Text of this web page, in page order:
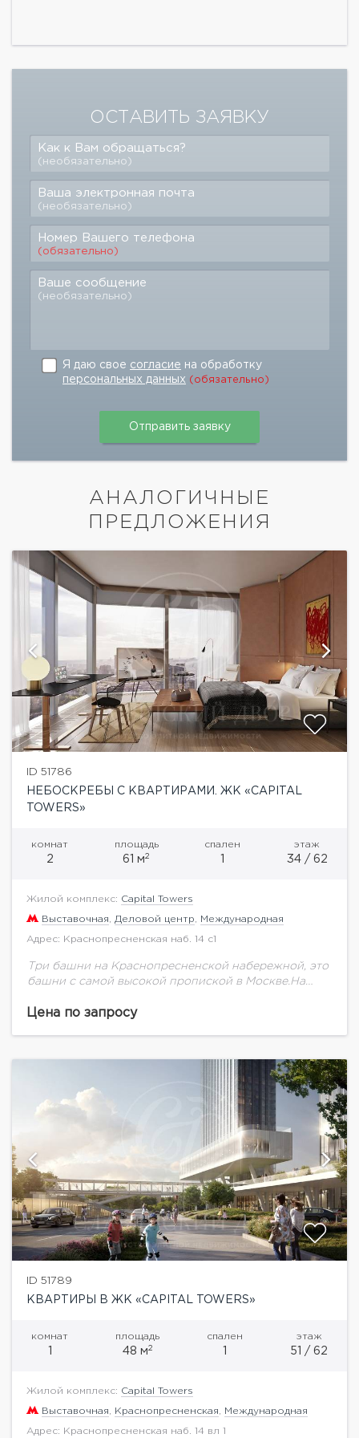
ОСТАВИТЬ ЗАЯВКУ
Как к Вам обращаться?
(необязательно)
Ваша электронная почта
(необязательно)
Номер Вашего телефона
(обязательно)
Ваше сообщение
(необязательно)
Я даю свое согласие на обработку
персональных данных (обязательно)
АНАЛОГИЧНЫЕ
ПРЕДЛОЖЕНИЯ
ID 51786
НЕБОСКРЕБЫ С КВАРТИРАМИ. ЖК «CAPITAL
TOWERS»
комнат
2
площадь
61 м2
спален
1
этаж
34 / 62
Жилой комплекс: Capital Towers
Выставочная Деловой центр Международная
Адрес: Краснопресненская наб. 14 с1
Три башни на Краснопресненской набережной, это
башни с самой высокой пропиской в Москве.На
озеленение. Спроектирован прогрессивный
Цена по запросу
ID 51789
КВАРТИРЫ В ЖК «CAPITAL TOWERS»
комнат
1
площадь
48 м2
спален
1
этаж
51 / 62
Жилой комплекс: Capital Towers
Выставочная Краснопресненская Международная
Адрес: Краснопресненская наб. 14 вл 1